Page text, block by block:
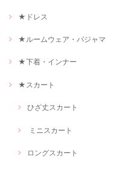
★ドレス
★ルームウェア・パジャマ
★下着・インナー
★スカート
ひざ丈スカート
ミニスカート
ロングスカート